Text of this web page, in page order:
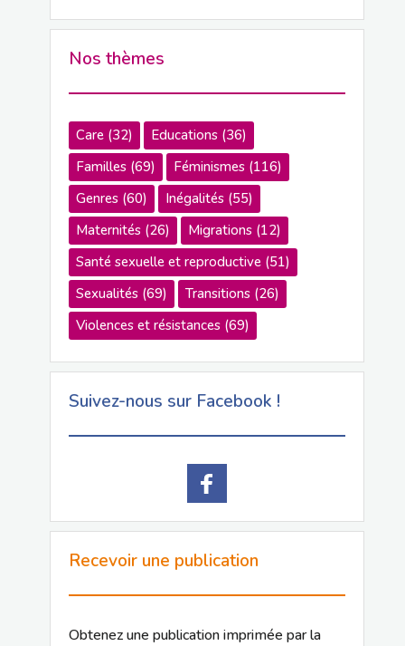
Nos thèmes
Care(32) Educations(36)
Familles(69) Féminismes(116)
Genres(60) Inégalités(55)
Maternités(26) Migrations(12)
Santé sexuelle et reproductive(51)
Sexualités(69) Transitions(26)
Violences et résistances(69)
Suivez-nous sur Facebook !
Recevoir une publication
Obtenez une publication imprimée par la